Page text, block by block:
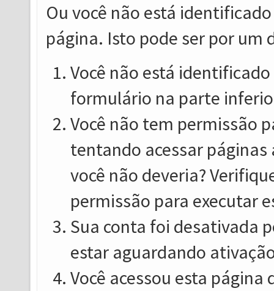
Ou você não está
página. Isto pode ser por um
Você não está
formulário na parte
Você não tem permissão
tentando acessar
você não deveria?
permissão para executar
Sua conta foi desativada
estar aguardando
Você acessou esta